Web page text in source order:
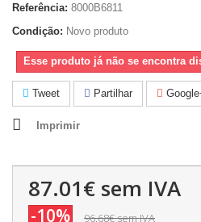
Referência: 8000B6811
Condição: Novo produto
Esse produto já não se encontra
Tweet Partilhar
Imprimir
87.01€ sem IVA
-10% 96.68€sem IVA